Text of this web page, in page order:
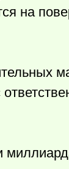
на